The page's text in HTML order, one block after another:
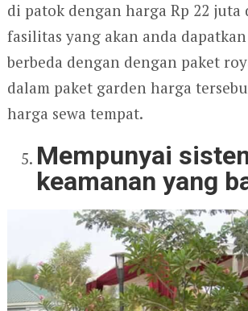
di patok dengan harga Rp 22
fasilitas yang akan anda
berbeda dengan dengan paket
dalam paket garden harga
harga sewa tempat.
Mempunyai
keamanan yang